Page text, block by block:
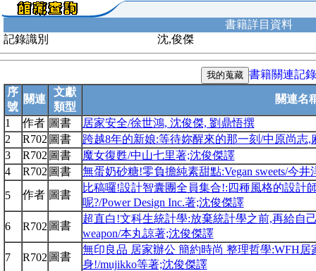
書籍詳目資料
記錄識別
沈,俊傑
書籍關連記錄
序
號
關連
文獻
類型
關連名
1
作者 圖書
居家安全/徐世鴻, 沈俊傑, 劉鼎悟撰
2
R702 圖書
跨越8年的新娘:等待妳醒來的那一刻/中原尚志
3
R702 圖書
魔女復甦/中山七里著;沈俊傑譯
4
R702 圖書
無蛋奶砂糖!零負擔純素甜點:Vegan sweets/今
5
作者 圖書
比稿囉!設計智囊團全員集合!:四種風格的設計
呢?/Power Design Inc.著;沈俊傑譯
6
R702 圖書
超直白!文科生統計學:放棄統計學之前,再給自己
weapon/本丸諒著;沈俊傑譯
7
R702 圖書
無印良品 居家辦公 簡約時尚 整理哲學:WFH
身!/mujikko等著;沈俊傑譯